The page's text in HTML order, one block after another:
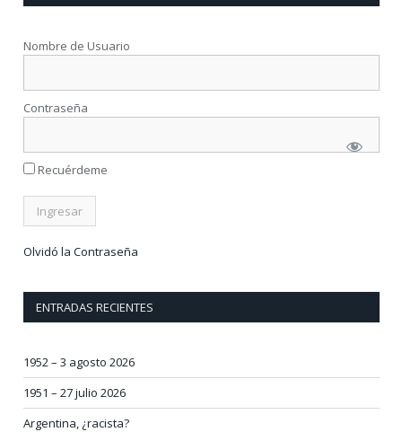
Nombre de Usuario
Contraseña
Recuérdeme
Olvidó la Contraseña
ENTRADAS RECIENTES
1952 – 3 agosto 2026
1951 – 27 julio 2026
Argentina, ¿racista?